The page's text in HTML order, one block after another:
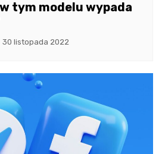
tym modelu wypada
30 listopada 2022